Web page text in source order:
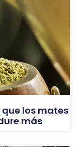
los mates
más